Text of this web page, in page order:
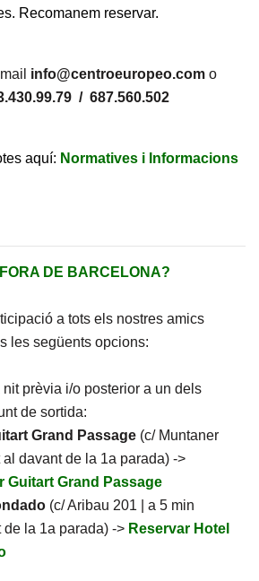
Recomanem reservar.
info@centroeuropeo.com o
/ 687.560.502
aquí: Normatives i Informacions
DE BARCELONA?
a tots els nostres amics
les següents opcions:
nit prèvia i/o posterior a un dels
de sortida:
Grand Passage (c/ Muntaner
al davant de la 1a parada) ->
Guitart Grand Passage
(c/ Aribau 201 | a 5 min
de la 1a parada) -> Reservar Hotel